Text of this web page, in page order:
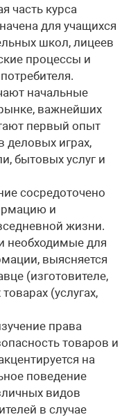
часть курса
для учащихся
школ, лицеев
процессы и
начальные
важнейших
первый опыт
деловых играх,
бытовых услуг и
сосредоточено
и
жизни.
необходимые для
выясняется
(изготовителе,
(услугах,
права
товаров и
на
поведение
видов
в случае